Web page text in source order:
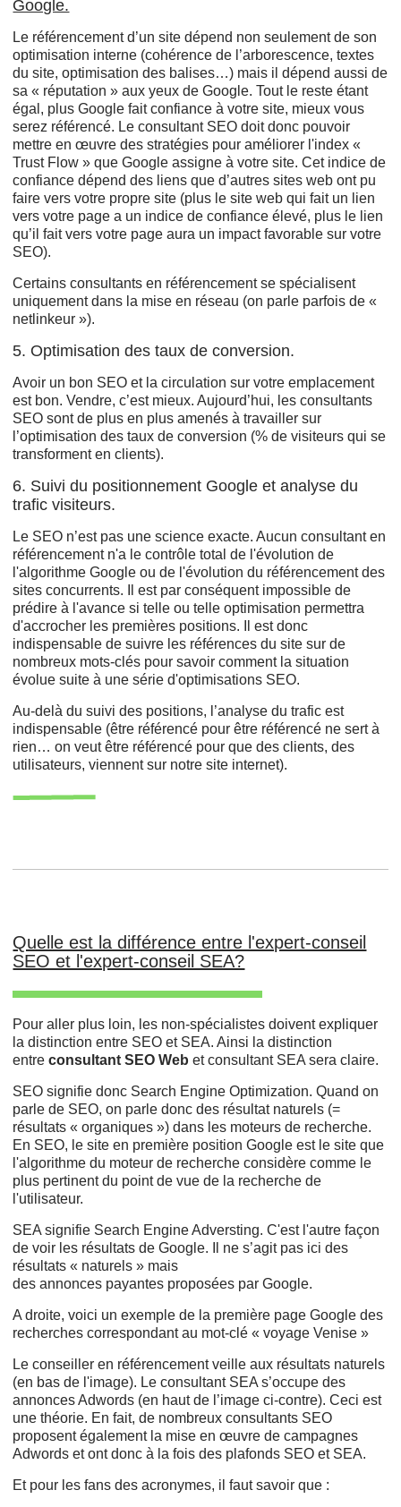
Google.
Le référencement d’un site dépend non seulement de son
optimisation interne (cohérence de l’arborescence, textes
du site, optimisation des balises…) mais il dépend aussi de
sa « réputation » aux yeux de Google. Tout le reste étant
égal, plus Google fait confiance à votre site, mieux vous
serez référencé. Le consultant SEO doit donc pouvoir
mettre en œuvre des stratégies pour améliorer l'index «
Trust Flow » que Google assigne à votre site. Cet indice de
confiance dépend des liens que d’autres sites web ont pu
faire vers votre propre site (plus le site web qui fait un lien
vers votre page a un indice de confiance élevé, plus le lien
qu’il fait vers votre page aura un impact favorable sur votre
SEO).
Certains consultants en référencement se spécialisent
uniquement dans la mise en réseau (on parle parfois de «
netlinkeur »).
5. Optimisation des taux de conversion.
Avoir un bon SEO et la circulation sur votre emplacement
est bon. Vendre, c’est mieux. Aujourd’hui, les consultants
SEO sont de plus en plus amenés à travailler sur
l’optimisation des taux de conversion (% de visiteurs qui se
transforment en clients).
6. Suivi du positionnement Google et analyse du
trafic visiteurs.
Le SEO n’est pas une science exacte. Aucun consultant en
référencement n'a le contrôle total de l'évolution de
l'algorithme Google ou de l'évolution du référencement des
sites concurrents. Il est par conséquent impossible de
prédire à l'avance si telle ou telle optimisation permettra
d'accrocher les premières positions. Il est donc
indispensable de suivre les références du site sur de
nombreux mots-clés pour savoir comment la situation
évolue suite à une série d'optimisations SEO.
Au-delà du suivi des positions, l’analyse du trafic est
indispensable (être référencé pour être référencé ne sert à
rien… on veut être référencé pour que des clients, des
utilisateurs, viennent sur notre site internet).
Quelle est la différence entre l'expert-conseil
SEO et l'expert-conseil SEA?
Pour aller plus loin, les non-spécialistes doivent expliquer
la distinction entre SEO et SEA. Ainsi la distinction
entreconsultant SEO Web et consultant SEA sera claire.
SEO signifie donc Search Engine Optimization. Quand on
parle de SEO, on parle donc des résultat naturels (=
résultats « organiques ») dans les moteurs de recherche.
En SEO, le site en première position Google est le site que
l'algorithme du moteur de recherche considère comme le
plus pertinent du point de vue de la recherche de
l'utilisateur.
SEA signifie Search Engine Adversting. C'est l'autre façon
de voir les résultats de Google. Il ne s’agit pas ici des
résultats « naturels » mais
des annonces payantes proposées par Google.
A droite, voici un exemple de la première page Google des
recherches correspondant au mot-clé « voyage Venise »
Le conseiller en référencement veille aux résultats naturels
(en bas de l'image). Le consultant SEA s’occupe des
annonces Adwords (en haut de l’image ci-contre). Ceci est
une théorie. En fait, de nombreux consultants SEO
proposent également la mise en œuvre de campagnes
Adwords et ont donc à la fois des plafonds SEO et SEA.
Et pour les fans des acronymes, il faut savoir que :